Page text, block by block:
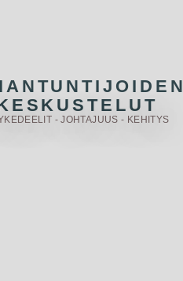
- JOHTAJUUS - KEHITYS